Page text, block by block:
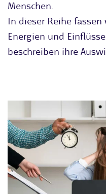
Menschen.
In dieser Reihe
Energien und
beschreiben ihre